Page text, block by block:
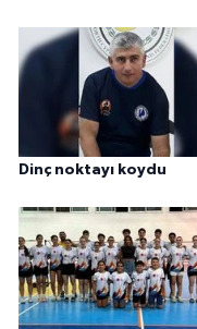
Dinç noktayı koydu